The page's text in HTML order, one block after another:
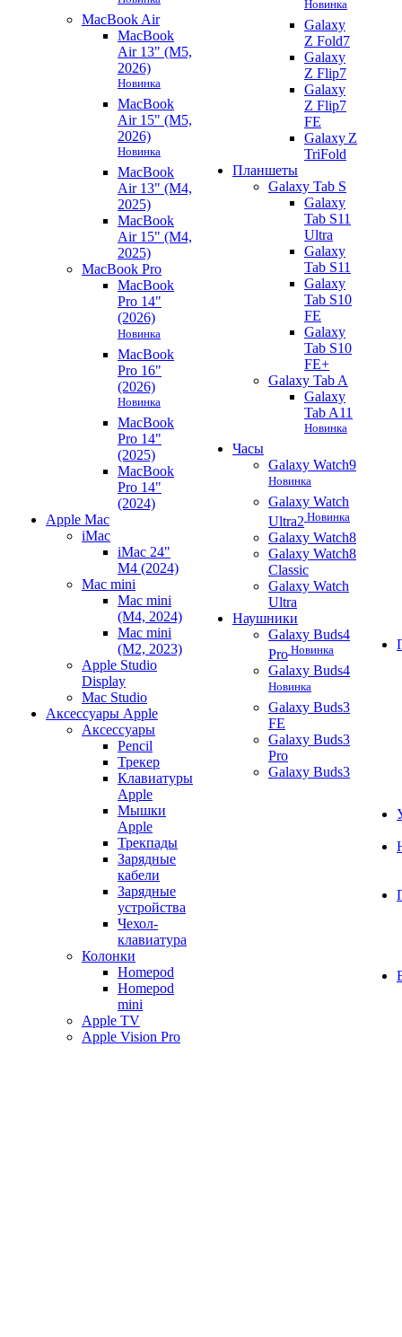
MacBook Air
MacBook
Air 13" (M5,
2026)
Новинка
MacBook
Air 15" (M5,
2026)
Новинка
MacBook
Air 13" (M4,
2025)
MacBook
Air 15" (M4,
2025)
MacBook Pro
MacBook
Pro 14"
(2026)
Новинка
MacBook
Pro 16"
(2026)
Новинка
MacBook
Pro 14"
(2025)
MacBook
Pro 14"
(2024)
Apple Mac
iMac
iMac 24"
M4 (2024)
Mac mini
Mac mini
(M4, 2024)
Mac mini
(M2, 2023)
Apple Studio
Display
Mac Studio
Аксессуары Apple
Аксессуары
Pencil
Трекер
Клавиатуры
Apple
Мышки
Apple
Трекпады
Зарядные
кабели
Зарядные
устройства
Чехол-
клавиатура
Колонки
Homepod
Homepod
mini
Apple TV
Apple Vision Pro
Новинка
Galaxy
Z Fold7
Galaxy
Z Flip7
Galaxy
Z Flip7
FE
Galaxy Z
TriFold
Планшеты
Galaxy Tab S
Galaxy
Tab S11
Ultra
Galaxy
Tab S11
Galaxy
Tab S10
FE
Galaxy
Tab S10
FE+
Galaxy Tab A
Galaxy
Tab A11
Новинка
Часы
Galaxy Watch9
Новинка
Galaxy Watch
Ultra2 Новинка
Galaxy Watch8
Galaxy Watch8
Classic
Galaxy Watch
Ultra
Наушники
Galaxy Buds4
Pro Новинка
Galaxy Buds4
Новинка
Galaxy Buds3
FE
Galaxy Buds3
Pro
Galaxy Buds3